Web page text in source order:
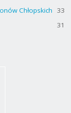
Chłopskich
33
31